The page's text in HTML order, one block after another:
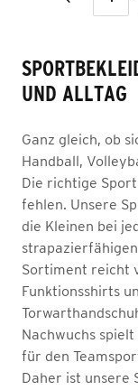
UND ALLTAG
Ganz gleich, ob
Handball,
Die richtige
fehlen. Unsere
die Kleinen bei
Sortiment reicht
Funktionsshirts
Nachwuchs
für den
Daher ist unsere